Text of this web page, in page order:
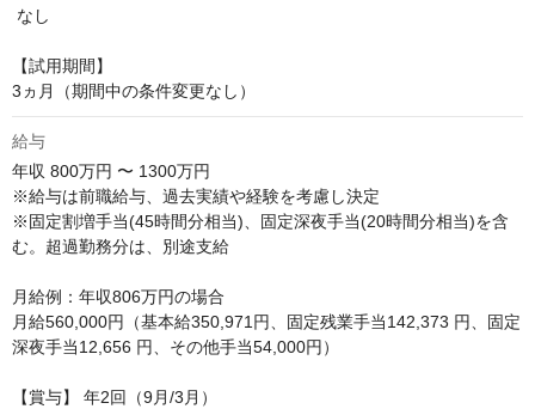
【試用期間】
3ヵ月（期間中の条件変更なし）
給与
年収 800万円 〜 1300万円
※給与は前職給与、過去実績や経験を考慮し決定
※固定割増手当(45時間分相当)、固定深夜手当(20時間分相当)を含
む。超過勤務分は、別途支給
月給例：年収806万円の場合
月給560,000円（基本給350,971円、固定残業手当142,373 円、固定
深夜手当12,656 円、その他手当54,000円）
【賞与】 年2回（9月/3月）